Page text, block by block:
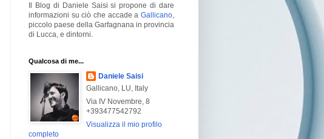
Il Blog di Daniele Saisi si propone di dare
informazioni su ciò che accade a Gallicano
piccolo paese della Garfagnana in provincia
di Lucca, e dintorni.
Qualcosa di me...
Daniele Saisi
Gallicano, LU, Italy
Via IV Novembre, 8
+393477542792
Visualizza il mio profilo
completo